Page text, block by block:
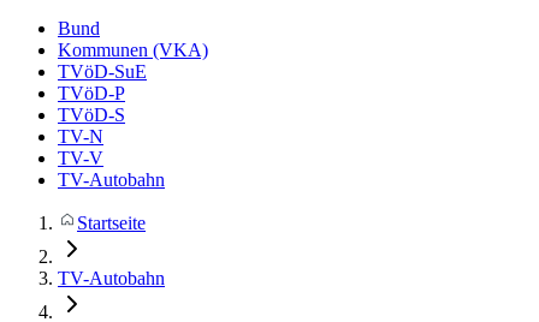
Bund
Kommunen (VKA)
TVöD-SuE
TVöD-P
TVöD-S
TV-N
TV-V
TV-Autobahn
Startseite
TV-Autobahn